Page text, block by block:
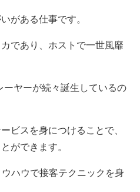
がある仕事です。
であり、ホストで一世風靡
ヤーが続々誕生しているの
ビスを身につけることで、
ができます。
ハウで接客テクニックを身